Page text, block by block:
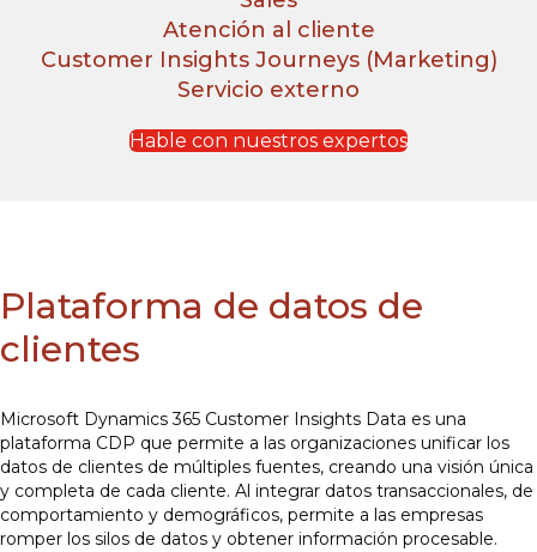
Atención al cliente
Customer Insights Journeys (Marketing)
Servicio externo
Hable con nuestros expertos
Plataforma de datos de
clientes
Microsoft Dynamics 365 Customer Insights Data es una
plataforma CDP que permite a las organizaciones unificar los
datos de clientes de múltiples fuentes, creando una visión única
y completa de cada cliente. Al integrar datos transaccionales, de
comportamiento y demográficos, permite a las empresas
romper los silos de datos y obtener información procesable.